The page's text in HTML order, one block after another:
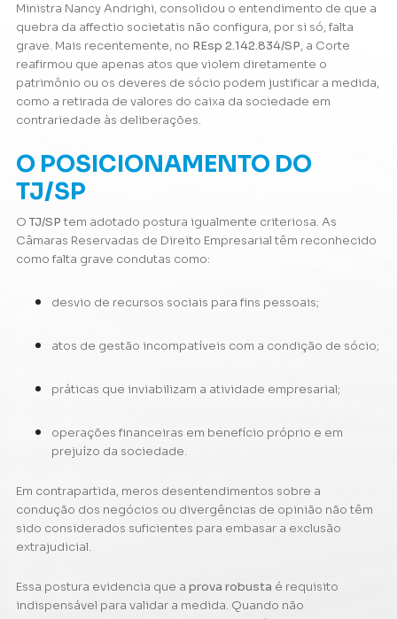
Ministra Nancy Andrighi, consolidou o entendimento de que a
quebra da affectio societatis não configura, por si só, falta
grave. Mais recentemente, no REsp 2.142.834/SP, a Corte
reafirmou que apenas atos que violem diretamente o
patrimônio ou os deveres de sócio podem justificar a medida,
como a retirada de valores do caixa da sociedade em
contrariedade às deliberações.
O POSICIONAMENTO DO
TJ/SP
O TJ/SPtem adotado postura igualmente criteriosa. As
Câmaras Reservadas de Direito Empresarial têm reconhecido
como falta grave condutas como:
desvio de recursos sociais para fins pessoais;
atos de gestão incompatíveis com a condição de sócio;
práticas que inviabilizam a atividade empresarial;
operações financeiras em benefício próprio e em
prejuízo da sociedade.
Em contrapartida, meros desentendimentos sobre a
condução dos negócios ou divergências de opinião não têm
sido considerados suficientes para embasar a exclusão
extrajudicial.
Essa postura evidencia que a prova robusta é requisito
indispensável para validar a medida. Quando não